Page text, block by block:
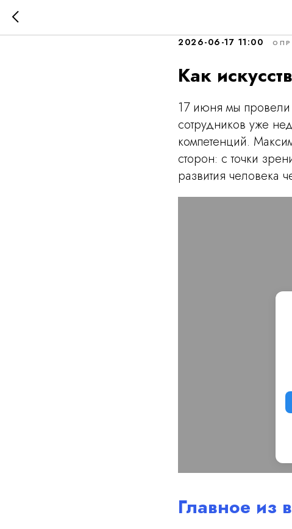
2026-06-17 11:00
Как
17 июня мы провели
сотрудников уже
компетенций.
сторон: с точки
развития человека
Главное из